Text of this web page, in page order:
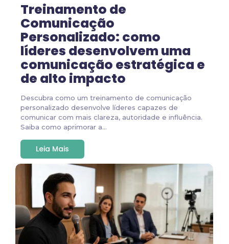
Treinamento de
Comunicação
Personalizado: como
líderes desenvolvem uma
comunicação estratégica e
de alto impacto
Descubra como um treinamento de comunicação
personalizado desenvolve líderes capazes de
comunicar com mais clareza, autoridade e influência.
Saiba como aprimorar a...
Leia Mais